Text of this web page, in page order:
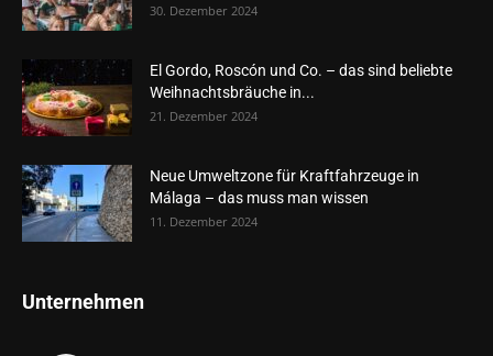
30. Dezember 2024
El Gordo, Roscón und Co. – das sind beliebte
Weihnachtsbräuche in...
21. Dezember 2024
Neue Umweltzone für Kraftfahrzeuge in
Málaga – das muss man wissen
11. Dezember 2024
Unternehmen